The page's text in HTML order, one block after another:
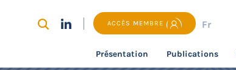
ACCÈS MEMBRE Fr
Présentation Publications